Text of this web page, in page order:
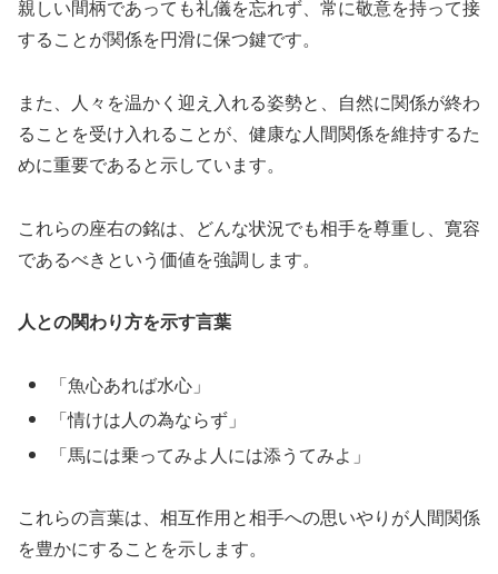
親しい間柄であっても礼儀を忘れず、常に敬意を持って接
することが関係を円滑に保つ鍵です。
また、人々を温かく迎え入れる姿勢と、自然に関係が終わ
ることを受け入れることが、健康な人間関係を維持するた
めに重要であると示しています。
これらの座右の銘は、どんな状況でも相手を尊重し、寛容
であるべきという価値を強調します。
人との関わり方を示す言葉
「魚心あれば水心」
「情けは人の為ならず」
「馬には乗ってみよ人には添うてみよ」
これらの言葉は、相互作用と相手への思いやりが人間関係
を豊かにすることを示します。